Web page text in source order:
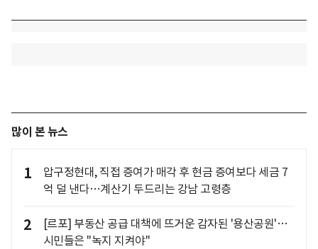
많이 본 뉴스
1
압구정현대, 직접 증여가 매각 후 현금 증여보다 세금 7
억 덜 낸다…계산기 두드리는 강남 고령층
2
[르포] 부동산 공급 대책에 뜨거운 감자된 '용산공원'…
시민들은 "녹지 지켜야"